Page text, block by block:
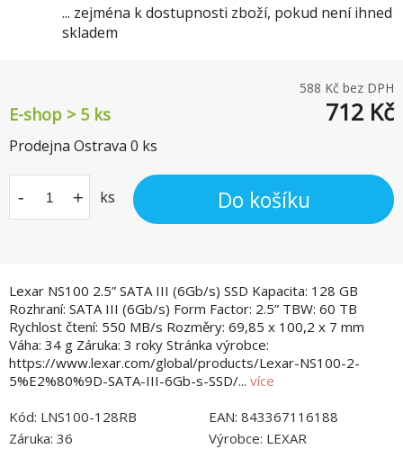
Lexar NS100 2.5” SATA III (6Gb/s) SSD Kapacita: 128 GB
Rozhraní: SATA III (6Gb/s) Form Factor: 2.5” TBW: 60 TB
Rychlost čtení: 550 MB/s Rozměry: 69,85 x 100,2 x 7 mm
Váha: 34 g Záruka: 3 roky Stránka výrobce:
https://www.lexar.com/global/products/Lexar-NS100-2-
5%E2%80%9D-SATA-III-6Gb-s-SSD/... více
588 Kč bez DPH
E-shop > 5 ks 712 Kč
Prodejna Ostrava 0 ks
- + ks Do košíku
... zejména k dostupnosti zboží, pokud není ihned
skladem
Kód: LNS100-128RB EAN: 843367116188
Záruka: 36 Výrobce: LEXAR